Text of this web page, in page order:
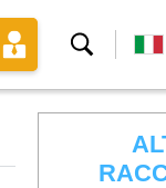
Ricerca